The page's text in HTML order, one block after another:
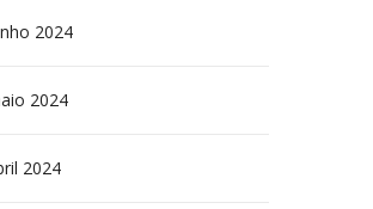
2024
2024
2024